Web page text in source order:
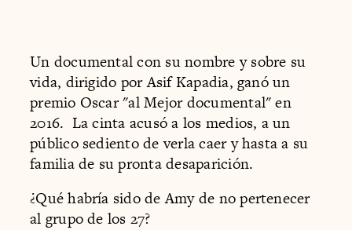
Un documental con su nombre y sobre su
vida, dirigido por Asif Kapadia, ganó un
premio Oscar "al Mejor documental" en
2016. La cinta acusó a los medios, a un
público sediento de verla caer y hasta a su
familia de su pronta desaparición.
¿Qué habría sido de Amy de no pertenecer
al grupo de los 27?